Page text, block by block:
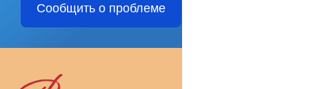
Сообщить о проблеме